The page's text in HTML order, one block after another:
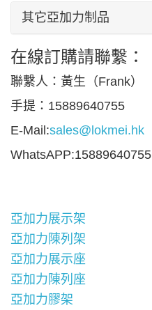
其它亞加力制品
在線訂購請聯繫：
聯繫人：黃生（Frank）
手提：15889640755
E-Mail:sales@lokmei.hk
WhatsAPP:15889640755
亞加力展示架
亞加力陳列架
亞加力展示座
亞加力陳列座
亞加力膠架